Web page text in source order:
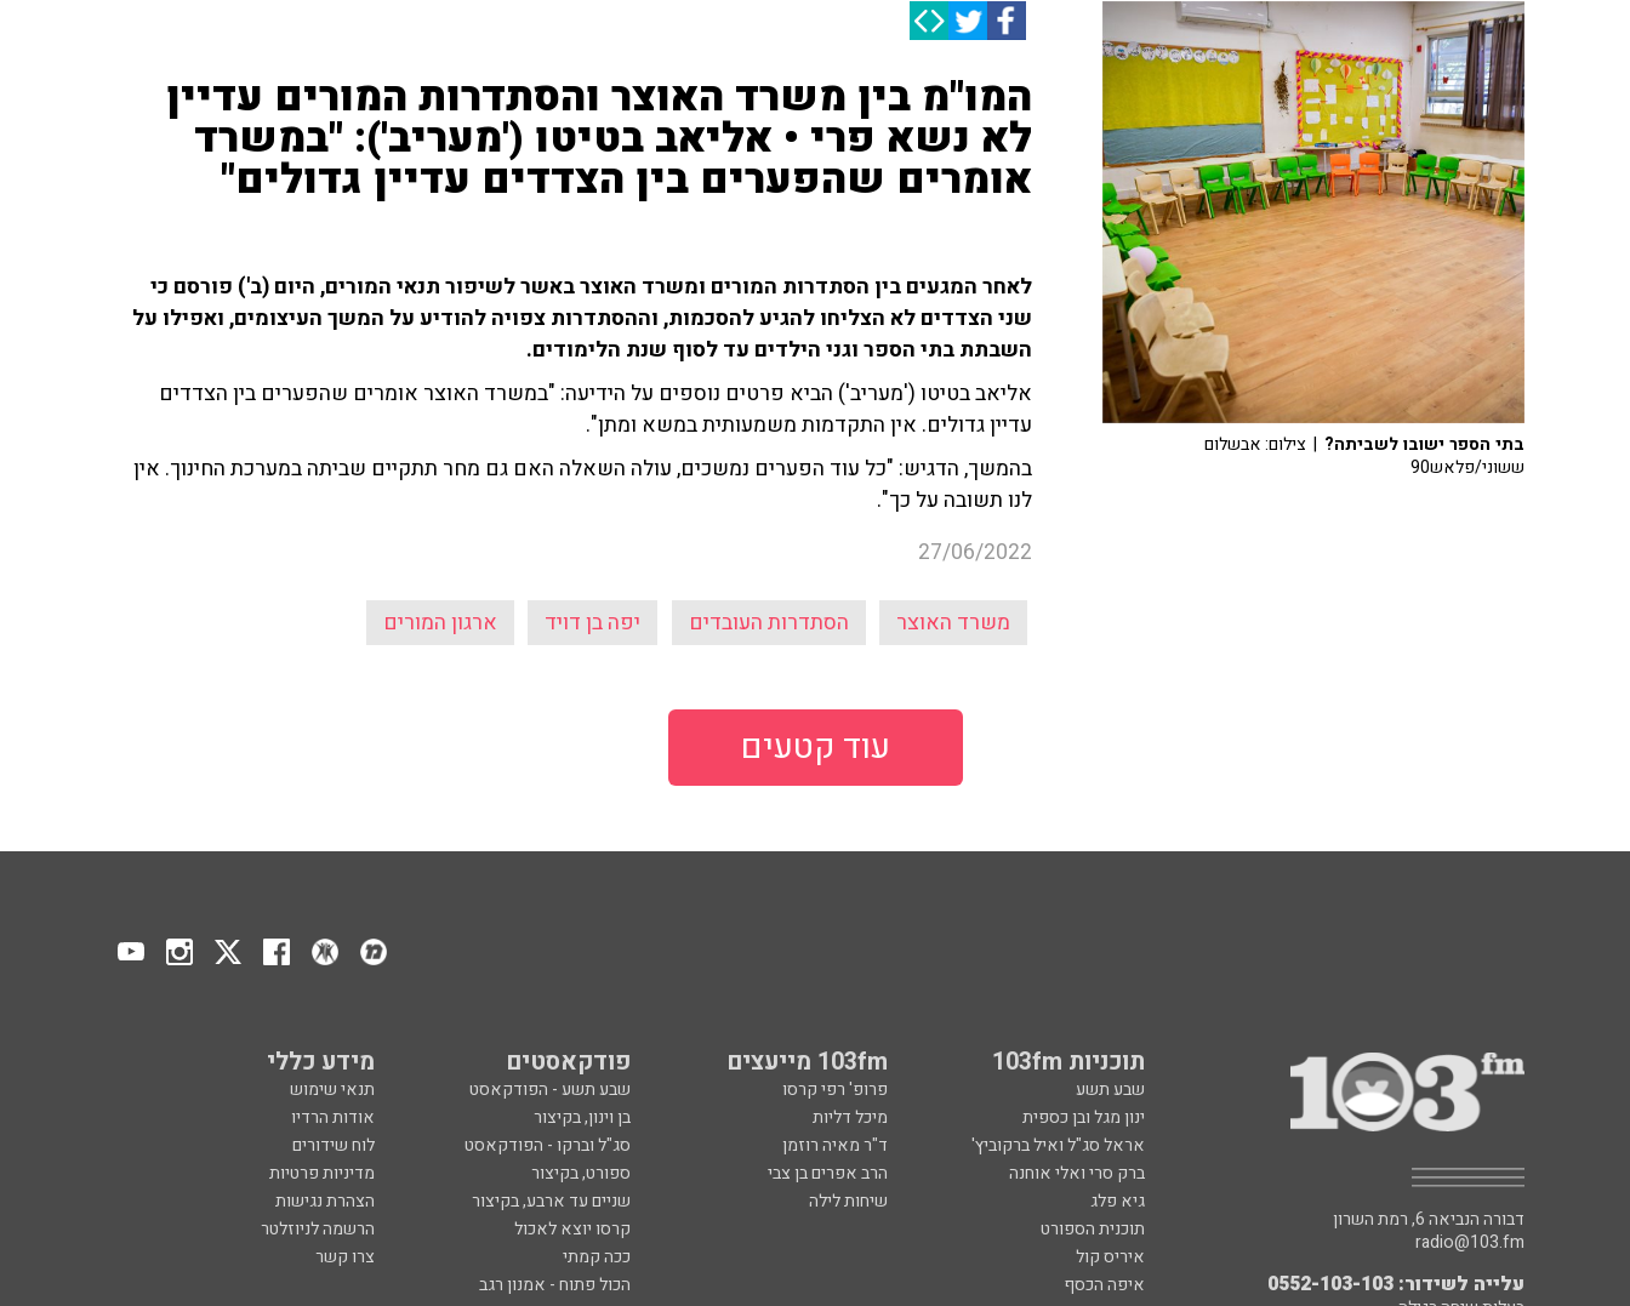
המו"מ בין משרד האוצר והסתדרות המורים עדיין
לא נשא פרי • אליאב בטיטו ('מעריב'): "במשרד
אומרים שהפערים בין הצדדים עדיין גדולים"
לאחר המגעים בין הסתדרות המורים ומשרד האוצר באשר לשיפור תנאי המורים, היום (ב') פורסם כי
שני הצדדים לא הצליחו להגיע להסכמות, וההסתדרות צפויה להודיע על המשך העיצומים, ואפילו על
השבתת בתי הספר וגני הילדים עד לסוף שנת הלימודים.
אליאב בטיטו ('מעריב') הביא פרטים נוספים על הידיעה: "במשרד האוצר אומרים שהפערים בין הצדדים
עדיין גדולים. אין התקדמות משמעותית במשא ומתן".
בהמשך, הדגיש: "כל עוד הפערים נמשכים, עולה השאלה האם גם מחר תתקיים שביתה במערכת החינוך. אין
לנו תשובה על כך".
27/06/2022
משרד האוצר הסתדרות העובדים יפה בן דויד ארגון המורים
בתי הספר ישובו לשביתה? | צילום: אבשלום
ששוני/פלאש90
עוד קטעים
תוכניות 103fm 103fm מייעצים פודקאסטים מידע כללי
שבע תשע פרופ' רפי קרסו שבע תשע - הפודקאסט
תנאי שימוש
ינון מגל ובן כספית
מיכל דליות בן וינון, בקיצור
אודות הרדיו
אראל סג"ל ואיל ברקוביץ'
ד"ר מאיה רוזמן סג"ל וברקו - הפודקאסט
לוח שידורים
ברק סרי ואלי אוחנה
הרב אפרים בן צבי ספורט, בקיצור
מדיניות פרטיות
גיא פלג
שיחות לילה שניים עד ארבע, בקיצור
הצהרת נגישות
תוכנית הספורט
קרסו יוצא לאכול
הרשמה לניוזלטר
איריס קול
ככה קמתי
צרו קשר
איפה הכסף
הכול פתוח - אמנון רגב
דבורה הנביאה 6, רמת השרון
radio@103.fm
עלייה לשידור: 0552-103-103